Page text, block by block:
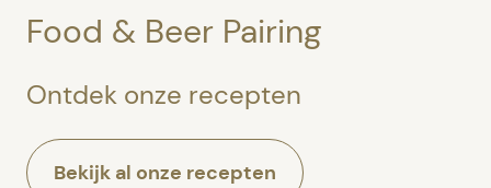
Food & Beer Pairing
Ontdek onze recepten
Bekijk al onze recepten